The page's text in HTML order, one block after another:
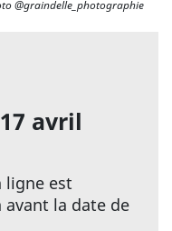
@graindelle_photographie
avril
ligne est
avant la date de